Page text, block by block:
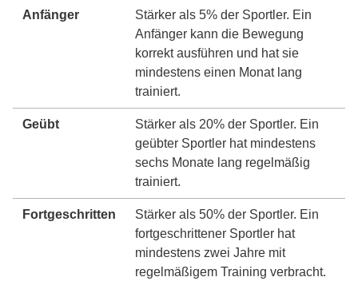
Anfänger
Stärker als 5% der Sportler. Ein
Anfänger kann die Bewegung
korrekt ausführen und hat sie
mindestens einen Monat lang
trainiert.
Geübt
Stärker als 20% der Sportler. Ein
geübter Sportler hat mindestens
sechs Monate lang regelmäßig
trainiert.
Fortgeschritten
Stärker als 50% der Sportler. Ein
fortgeschrittener Sportler hat
mindestens zwei Jahre mit
regelmäßigem Training verbracht.